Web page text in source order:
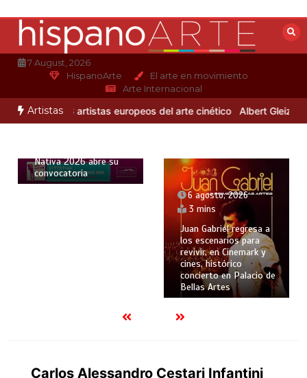
contenido
7 August, 2026
HispanoArte
El arte en movimiento
Arte Internacional
Artistas
3 artistas europeos del arte cinético Albert Gleizes: pintura
su
Juan Gabriel regresa a
revivir, en Cinemark y
concierto en Palacio de
Bluey debuta en
español en
Latina con las
de cuatro
latinas
Carlos Alessandro Cestari Infantini